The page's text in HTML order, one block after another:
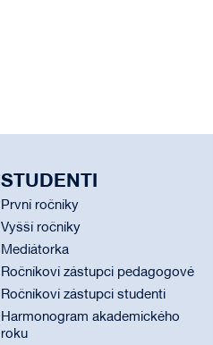
STUDENTI
První ročníky
Vyšší ročníky
Mediátorka
Ročníkoví zástupci pedagogové
Ročníkoví zástupci studenti
Harmonogram akademického
roku